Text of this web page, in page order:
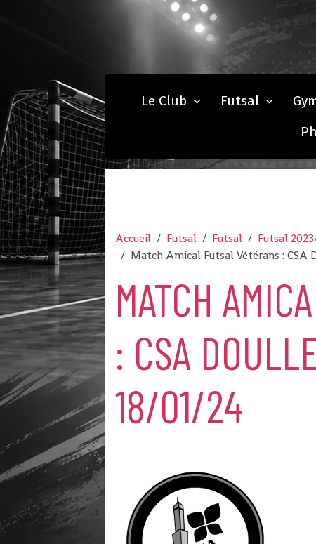
Le Club Futsal
Accueil Futsal Futsal Futsal
Match Amical Futsal Vétérans : CSA
MATCH
: CSA
18/01/24